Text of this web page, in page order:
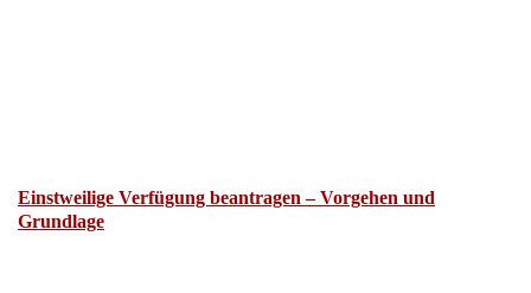
Einstweilige Verfügung beantragen – Vorgehen und
Grundlage